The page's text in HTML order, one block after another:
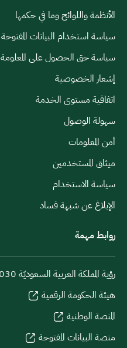
الأنظمة واللوائح وما في حكمها
سياسة استخدام البيانات المفتوحة
سياسة حق الحصول على المعلومة
إشعار الخصوصية
اتفاقية مستوى الخدمة
سهولة الوصول
أمن المعلومات
ميثاق المستخدمين
سياسة الاستخدام
الإبلاغ عن شبهة فساد
روابط مهمة
رؤية المملكة العربية السعوديّة 2030
هيئة الحكومة الرقمية
المنصة الوطنية
منصة البيانات المفتوحة